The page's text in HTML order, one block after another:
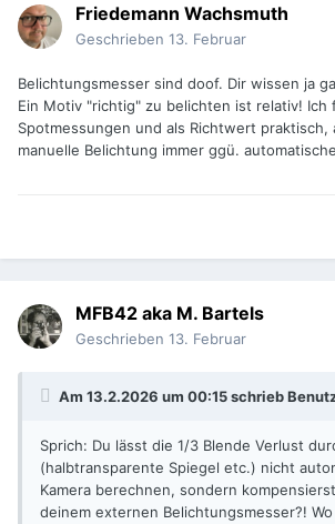
Friedemann Wachsmuth
Geschrieben 13. Februar
Belichtungsmesser sind doof. Dir wissen ja
Ein Motiv "richtig" zu belichten ist relativ! Ich
Spotmessungen und als Richtwert praktisch,
manuelle Belichtung immer ggü.
MFB42 aka M. Bartels
Geschrieben 13. Februar
Am 13.2.2026 um 00:15 schrieb
Sprich: Du lässt die 1/3 Blende Verlust
(halbtransparente Spiegel etc.) nicht
Kamera berechnen, sondern
deinem externen Belichtungsmesser?!